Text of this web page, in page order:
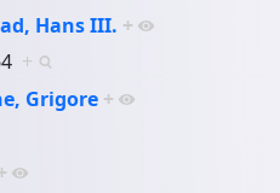
Hans III. +
+
Grigore +